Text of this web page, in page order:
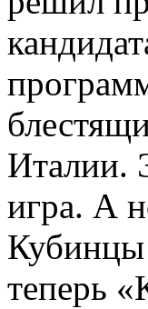
Италии.
игра. А
Кубинцы
теперь